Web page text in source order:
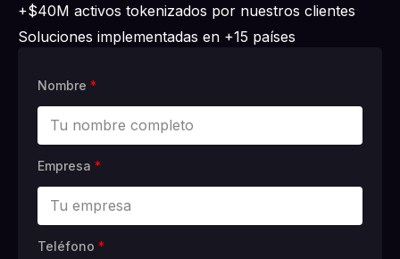
+$40M activos tokenizados por nuestros clientes
Soluciones implementadas en +15 países
Nombre *
Empresa *
Teléfono *